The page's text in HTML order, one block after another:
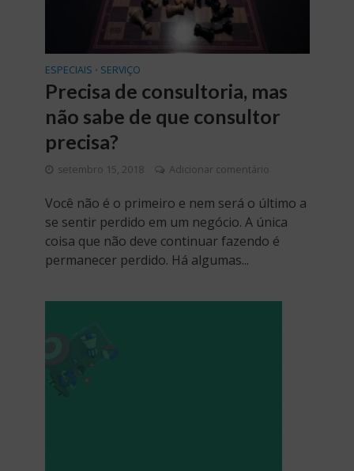
ESPECIAIS • SERVIÇO
Precisa de consultoria, mas
não sabe de que consultor
precisa?
setembro 15, 2018 Adicionar comentário
Você não é o primeiro e nem será o último a
se sentir perdido em um negócio. A única
coisa que não deve continuar fazendo é
permanecer perdido. Há algumas...